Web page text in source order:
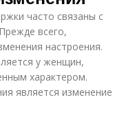
часто связаны с
всего,
настроения.
у женщин,
характером.
является изменение